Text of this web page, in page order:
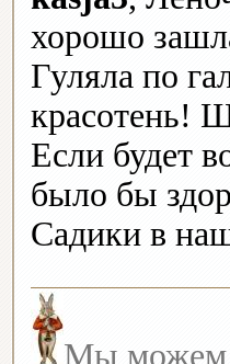
хорошо
Гуляла по
красотень!
Если будет
было бы
Садики в
Мы можем